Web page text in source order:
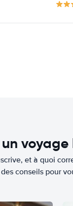
et à quoi
conseils pour